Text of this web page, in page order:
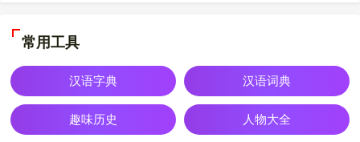
常用工具
汉语字典 汉语词典
趣味历史 人物大全